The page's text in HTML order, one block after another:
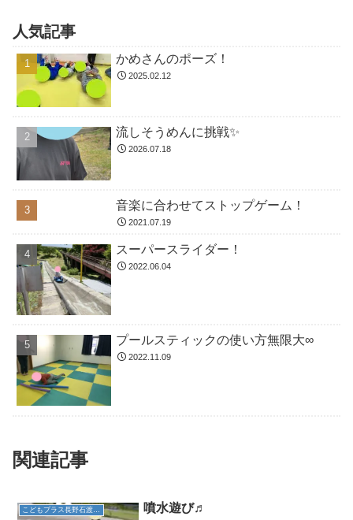
人気記事
かめさんのポーズ！
2025.02.12
流しそうめんに挑戦✨
2026.07.18
音楽に合わせてストップゲーム！
2021.07.19
スーパースライダー！
2022.06.04
プールスティックの使い方無限大∞
2022.11.09
関連記事
噴水遊び♬